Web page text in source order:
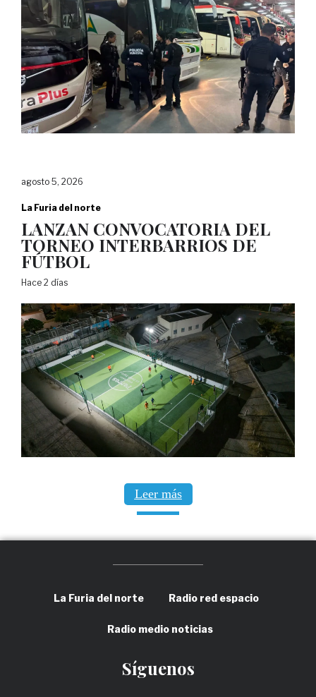
agosto 5, 2026
La Furia del norte
LANZAN CONVOCATORIA DEL
TORNEO INTERBARRIOS DE
FÚTBOL
Hace 2 días
Leer más
La Furia del norte Radio red espacio
Radio medio noticias
Síguenos